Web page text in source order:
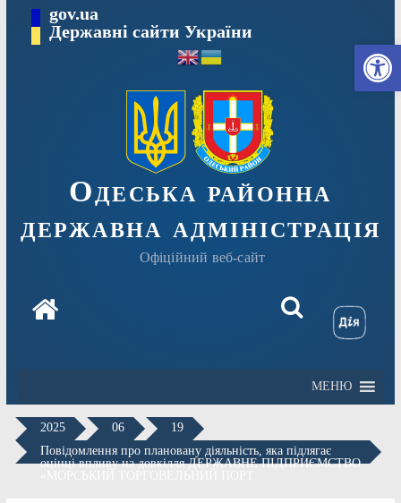
Перейтиgov.ua
Державні сайти України
Одеська районна
державна адміністрація
Офіційний веб-сайт
МЕНЮ
2025 06
19
Повідомлення про плановану діяльність, яка підлягає
оцінці впливу на довкілля ДЕРЖАВНЕ ПІДПРИЄМСТВО